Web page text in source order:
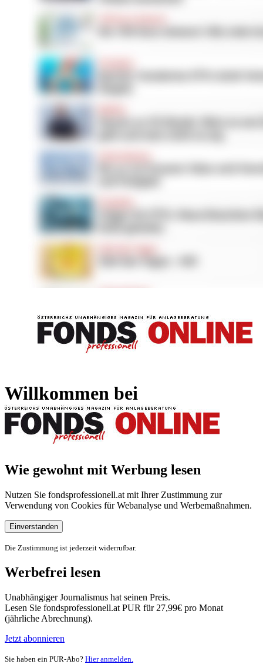
Willkommen bei
Wie gewohnt mit Werbung lesen
Nutzen Sie fondsprofessionell.at mit Ihrer Zustimmung zur
Verwendung von Cookies für Webanalyse und Werbemaßnahmen.
Einverstanden
Die Zustimmung ist jederzeit widerrufbar.
Werbefrei lesen
Unabhängiger Journalismus hat seinen Preis.
Lesen Sie fondsprofessionell.at PUR für 27,99€ pro Monat
(jährliche Abrechnung).
Jetzt abonnieren
Sie haben ein PUR-Abo? Hier anmelden.